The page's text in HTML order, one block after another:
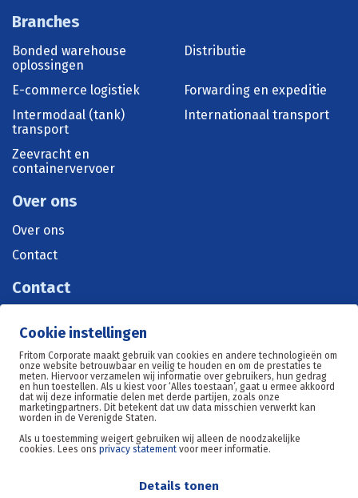
Cookie instellingen
Fritom Corporate maakt gebruik van cookies en andere technologieën om
onze website betrouwbaar en veilig te houden en om de prestaties te
meten. Hiervoor verzamelen wij informatie over gebruikers, hun gedrag
en hun toestellen. Als u kiest voor ‘Alles toestaan’, gaat u ermee akkoord
dat wij deze informatie delen met derde partijen, zoals onze
marketingpartners. Dit betekent dat uw data misschien verwerkt kan
worden in de Verenigde Staten.
Als u toestemming weigert gebruiken wij alleen de noodzakelijke
cookies. Lees onsprivacy statement voor meer informatie.
Details tonen
Branches
Bonded warehouse
oplossingen
Distributie
E-commerce logistiek
Forwarding en expeditie
Intermodaal (tank)
transport
Internationaal transport
Zeevracht en
containervervoer
Over ons
Over ons
Contact
Contact
sales@fritom.nl
Oosterom 11, 8602DE Sneek